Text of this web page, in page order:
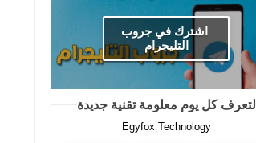
اشترك في جروب
التليجرام
لتعرف كل يوم معلومة تقنية جديدة
Egyfox Technology